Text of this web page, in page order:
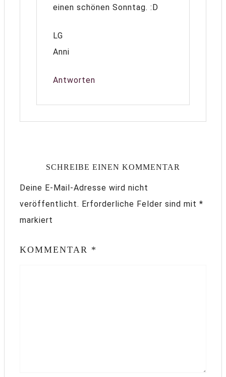
einen schönen Sonntag. :D
LG
Anni
Antworten
SCHREIBE EINEN KOMMENTAR
Deine E-Mail-Adresse wird nicht
veröffentlicht. Erforderliche Felder sind mit *
markiert
KOMMENTAR *